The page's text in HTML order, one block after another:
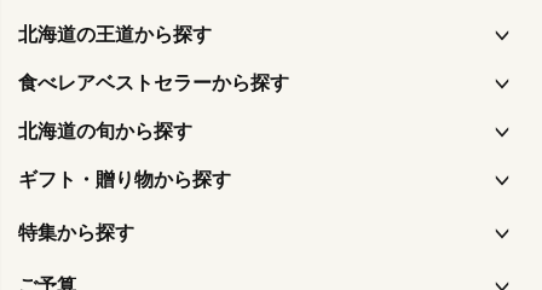
北海道の王道から探す
食べレアベストセラーから探す
北海道の旬から探す
ギフト・贈り物から探す
特集から探す